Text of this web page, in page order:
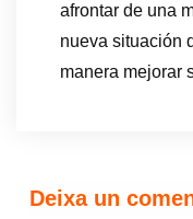
afrontar de una
nueva situación
manera mejorar
Deixa un